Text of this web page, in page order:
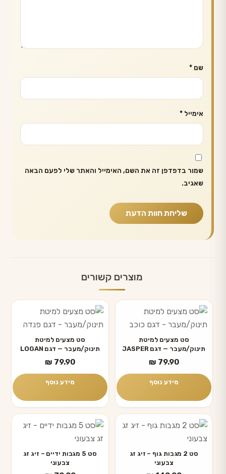
שם *
אימייל *
שמור בדפדפן זה את השם, האימייל והאתר שלי לפעם הבאה
שאגיב.
מוצרים קשורים
סט מצעים למיטת
תינוק/מעבר — דגם JASPER
₪ 79.90
מידע נוסף
סט מצעים למיטת
תינוק/מעבר — דגם LOGAN
₪ 79.90
מידע נוסף
סט 2 מגבות גוף – זיג זג
צבעוני
סט 5 מגבות ידיים – זיג זג
צבעוני